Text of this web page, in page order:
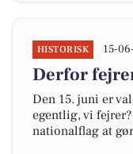
HISTORISK 15-
Derfor
Den 15. juni er
egentlig, vi
nationalflag at